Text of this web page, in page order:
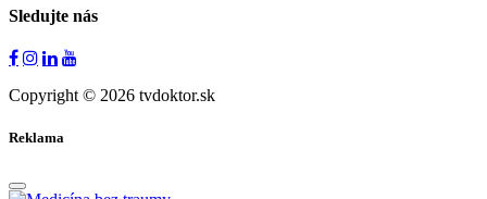
Sledujte nás
Copyright © 2026 tvdoktor.sk
Reklama